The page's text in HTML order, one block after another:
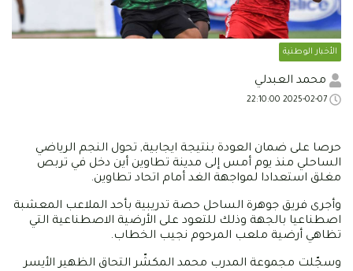
الأخبار الوطنية
محمد العبدلي
حرصا على ضمان العودة بنتيجة ايجابية, تحول النجم الرياضي
الساحلي منذ يوم أمس إلى مدينة تطاوين أين دخل في تربص
مغلق استعدادا لمواجهة الغد أمام اتحاد تطاوين.
وأجرى فريق جوهرة الساحل حصة تدريبية بأحد الملاعب المعشبة
اصطناعيا بالجهة وذلك للتعود على الأرضية الاصطناعية التي
تظاهي أرضية ملعب المرحوم نجيب الخطاب.
وسجّلت مجموعة المدرب محمد المكشّر التحاق الظهير الأيسر